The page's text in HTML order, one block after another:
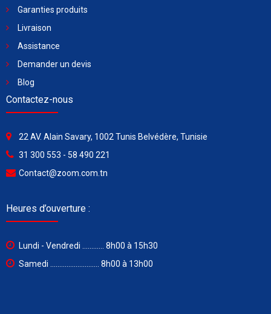
Garanties produits
Livraison
Assistance
Demander un devis
Blog
Contactez-nous
22 AV. Alain Savary, 1002 Tunis Belvédère, Tunisie
31 300 553 - 58 490 221
Contact@zoom.com.tn
Heures d’ouverture :
Lundi - Vendredi ............ 8h00 à 15h30
Samedi ........................... 8h00 à 13h00